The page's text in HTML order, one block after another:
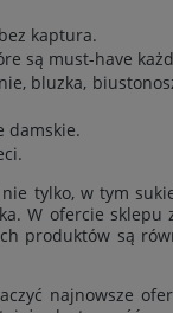
kaptura.
są must-have
, bluzka,
damskie.
tylko, w tym
. W ofercie sklepu
produktów są
najnowsze